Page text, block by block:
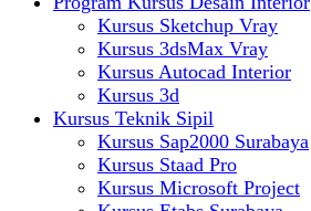
Kursus Sketchup Vray
Kursus 3dsMax Vray
Kursus Autocad Interior
Kursus 3d
Kursus Teknik Sipil
Kursus Sap2000 Surabaya
Kursus Staad Pro
Kursus Microsoft Project